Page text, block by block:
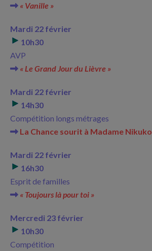
« Vanille »
Mardi 22 février
10h30
AVP
« Le Grand Jour du Lièvre »
Mardi 22 février
14h30
Compétition longs métrages
La Chance sourit à Madame Nikuko
Mardi 22 février
16h30
Esprit de familles
« Toujours là pour toi »
Mercredi 23 février
10h30
Compétition